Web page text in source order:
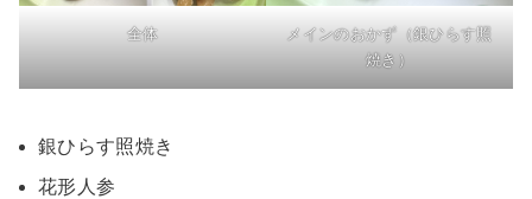
全体
メインのおかず（銀ひらす照
焼き）
銀ひらす照焼き
花形人参